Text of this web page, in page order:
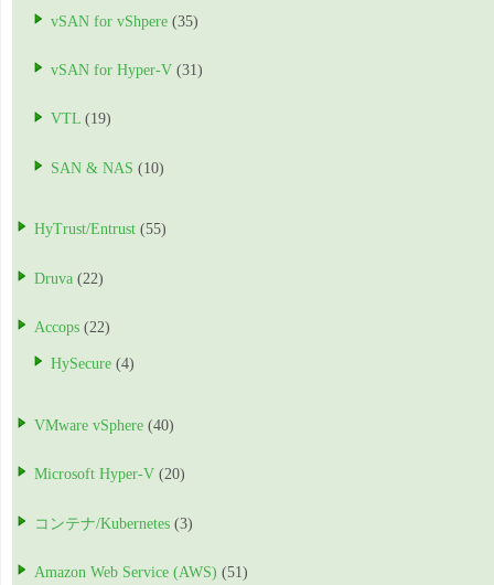
vSAN for vShpere (35)
vSAN for Hyper-V (31)
VTL (19)
SAN & NAS (10)
HyTrust/Entrust (55)
Druva (22)
Accops (22)
HySecure (4)
VMware vSphere (40)
Microsoft Hyper-V (20)
コンテナ/Kubernetes (3)
Amazon Web Service (AWS) (51)